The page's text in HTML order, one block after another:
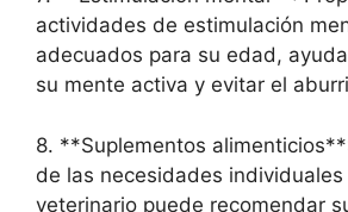
actividades de estimulación
adecuados para su edad,
su mente activa y evitar el
8. **Suplementos
de las necesidades
veterinario puede recomendar